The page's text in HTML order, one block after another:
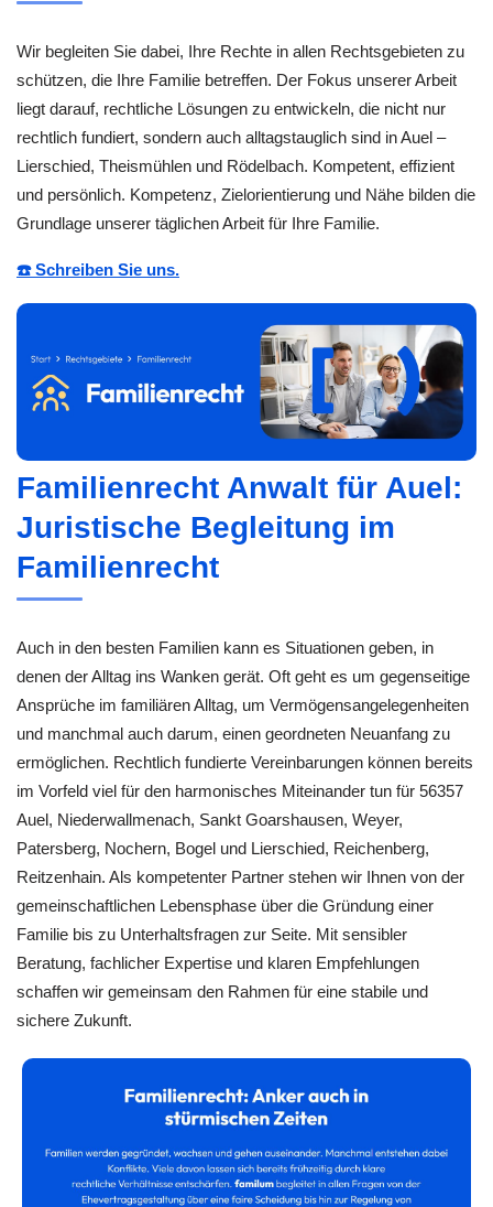
Wir begleiten Sie dabei, Ihre Rechte in allen Rechtsgebieten zu
schützen, die Ihre Familie betreffen. Der Fokus unserer Arbeit
liegt darauf, rechtliche Lösungen zu entwickeln, die nicht nur
rechtlich fundiert, sondern auch alltagstauglich sind in Auel –
Lierschied, Theismühlen und Rödelbach. Kompetent, effizient
und persönlich. Kompetenz, Zielorientierung und Nähe bilden die
Grundlage unserer täglichen Arbeit für Ihre Familie.
☎️ Schreiben Sie uns.
Familienrecht Anwalt für Auel:
Juristische Begleitung im
Familienrecht
Auch in den besten Familien kann es Situationen geben, in
denen der Alltag ins Wanken gerät. Oft geht es um gegenseitige
Ansprüche im familiären Alltag, um Vermögensangelegenheiten
und manchmal auch darum, einen geordneten Neuanfang zu
ermöglichen. Rechtlich fundierte Vereinbarungen können bereits
im Vorfeld viel für den harmonisches Miteinander tun für 56357
Auel, Niederwallmenach, Sankt Goarshausen, Weyer,
Patersberg, Nochern, Bogel und Lierschied, Reichenberg,
Reitzenhain. Als kompetenter Partner stehen wir Ihnen von der
gemeinschaftlichen Lebensphase über die Gründung einer
Familie bis zu Unterhaltsfragen zur Seite. Mit sensibler
Beratung, fachlicher Expertise und klaren Empfehlungen
schaffen wir gemeinsam den Rahmen für eine stabile und
sichere Zukunft.